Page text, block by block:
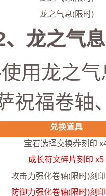
龙之气息(限时)
、龙之气
用龙之
祝福卷轴
兑换道具
宝石选择交换券刻印
成长符文碎片刻印 x5
攻击力强化卷轴(限时)刻
防御力强化卷轴(限时)刻